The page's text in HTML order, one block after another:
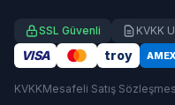
SSL Güvenli KVKK
VISA troy AMEX
KVKKMesafeli Satış